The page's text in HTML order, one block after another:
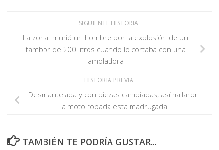
SIGUIENTE HISTORIA
La zona: murió un hombre por la explosión de un
tambor de 200 litros cuando lo cortaba con una
amoladora
HISTORIA PREVIA
Desmantelada y con piezas cambiadas, así hallaron
la moto robada esta madrugada
TAMBIÉN TE PODRÍA GUSTAR...